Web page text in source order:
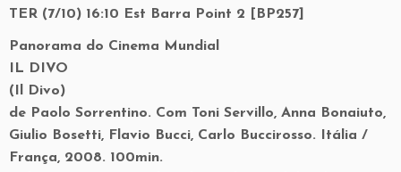
TER (7/10) 16:10 Est Barra Point 2 [BP257]
Panorama do Cinema Mundial
IL DIVO
(Il Divo)
de Paolo Sorrentino. Com Toni Servillo, Anna Bonaiuto,
Giulio Bosetti, Flavio Bucci, Carlo Buccirosso. Itália /
França, 2008. 100min.